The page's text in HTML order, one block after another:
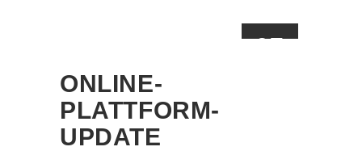
07
ONLINE-
PLATTFORM-
UPDATE